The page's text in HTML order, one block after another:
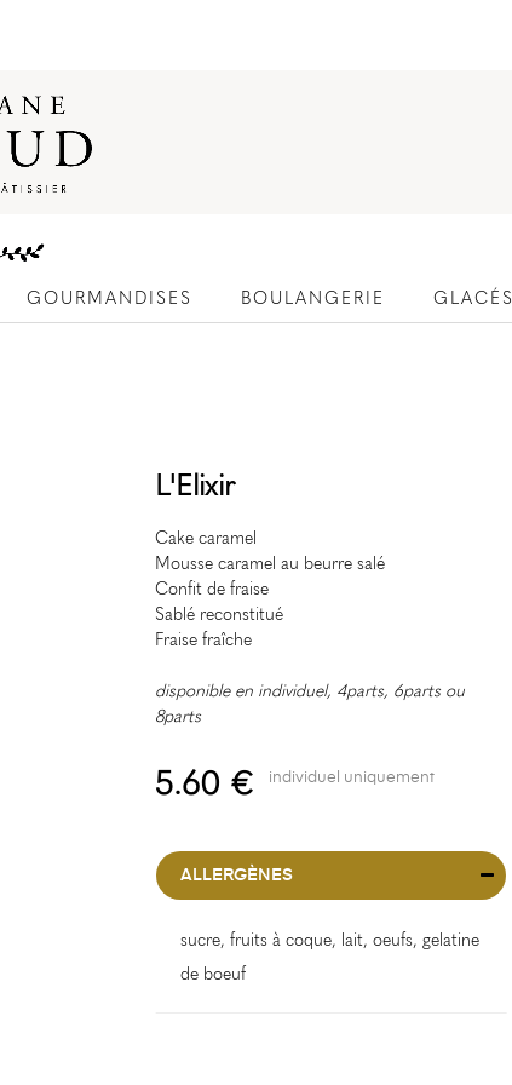
GOURMANDISES BOULANGERIE GLACÉS
L'Elixir
Cake caramel
Mousse caramel au beurre salé
Confit de fraise
Sablé reconstitué
Fraise fraîche
disponible en individuel, 4parts, 6parts ou
8parts
5.60 € individuel uniquement
ALLERGÈNES
sucre, fruits à coque, lait, oeufs, gelatine
de boeuf